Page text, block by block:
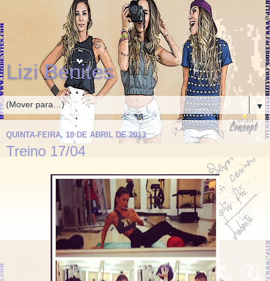
Lizi Benites
▼
QUINTA-FEIRA, 18 DE ABRIL DE 2013
Treino 17/04